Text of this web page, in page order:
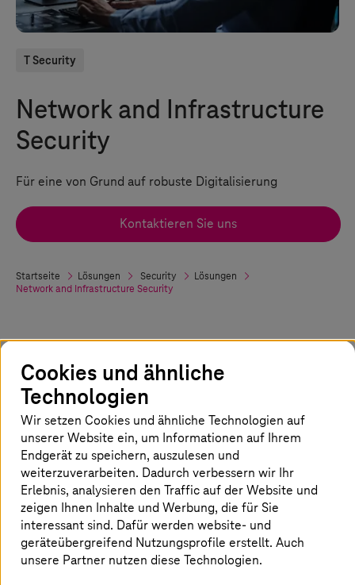
T Security
Network and Infrastructure
Security
Für eine von Grund auf robuste Digitalisierung
Kontaktieren Sie uns
Startseite Lösungen Security
Lösungen
Network and Infrastructure Security
Netzwerkinfrastrukturen sichern?
Veraltete Infrastruktur, uneinheitliche
Richtlinien, breitere Angriffsflächen und
schwache Segmentierung machen Netzwerke
immer anfälliger für Cyberangriffe. Hybride
Clouds, Remote-Arbeit und der Zugriff durch
Dritte erhöhen die Komplexität zusätzlich. Ein
starker Ansatz für Netzwerksicherheit bezieht
Segmentierung, identitätsbasierte Kontrollen
Cookies und ähnliche
Technologien
Wir setzen Cookies und ähnliche Technologien auf
unserer Website ein, um Informationen auf Ihrem
Endgerät zu speichern, auszulesen und
weiterzuverarbeiten. Dadurch verbessern wir Ihr
Erlebnis, analysieren den Traffic auf der Website und
zeigen Ihnen Inhalte und Werbung, die für Sie
interessant sind. Dafür werden website- und
geräteübergreifend Nutzungsprofile erstellt. Auch
unsere Partner nutzen diese Technologien.